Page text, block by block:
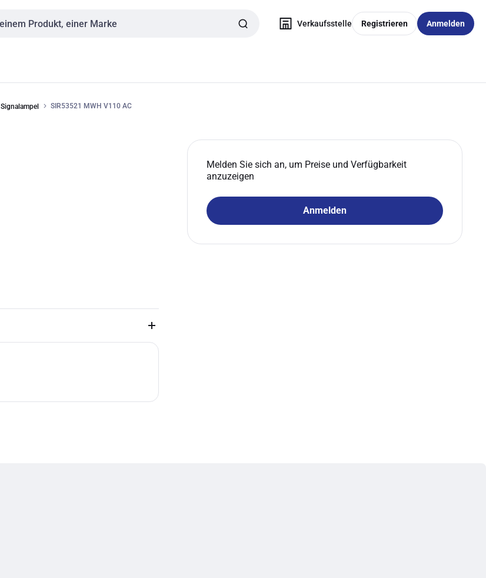
Verkaufsstelle Registrieren Anmelden
Signalampel SIR53521 MWH V110 AC
Melden Sie sich an, um Preise und Verfügbarkeit
anzuzeigen
Anmelden